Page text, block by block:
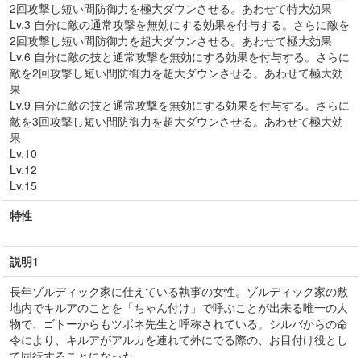
2回攻撃し短い間防御力を極大ダウンさせる。あわせて特大効果
Lv.3 自分に敵の通常攻撃を無効にする効果を付与する。さらに敵を
2回攻撃し短い間防御力を超大ダウンさせる。あわせて極大効果
Lv.6 自分に敵の技と通常攻撃を無効にする効果を付与する。さらに
敵を2回攻撃し短い間防御力を超大ダウンさせる。あわせて極大効
果
Lv.9 自分に敵の技と通常攻撃を無効にする効果を付与する。さらに
敵を3回攻撃し短い間防御力を超大ダウンさせる。あわせて極大効
果
Lv.10
Lv.12
Lv.15
特性
説明1
長年ゾルディック家に仕えている執事の女性。ゾルディック家の敷
地内でキルアのことを「ちゃん付け」で呼ぶことが出来る唯一の人
物で、ゴトーからもツボネ先生と呼称されている。シルバからの命
令により、キルアがアルカを連れて外にでる際の、お目付け役とし